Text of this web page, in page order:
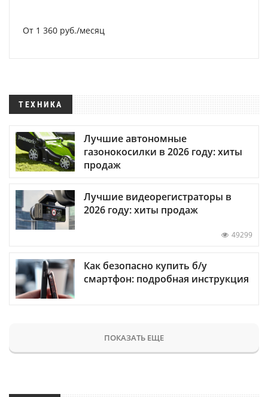
От 1 360 руб./месяц
ТЕХНИКА
Лучшие автономные
газонокосилки в 2026 году: хиты
продаж
Лучшие видеорегистраторы в
2026 году: хиты продаж
49299
Как безопасно купить б/у
смартфон: подробная инструкция
ПОКАЗАТЬ ЕЩЕ